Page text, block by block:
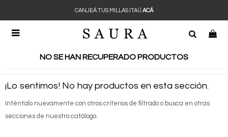

NO SE HAN RECUPERADO PRODUCTOS
¡Lo sentimos! No hay productos en esta sección.
Inténtalo nuevamente con otros criterios de filtrado o busca en otras
secciones de nuestro catálogo.